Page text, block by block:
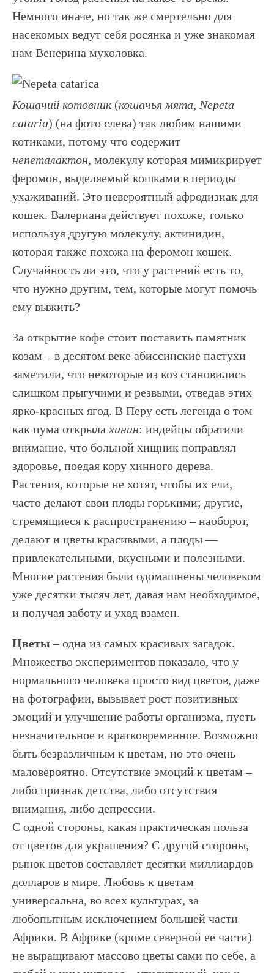
Немного иначе, но так же смертельно для
насекомых ведут себя росянка и уже знакомая
нам Венерина мухоловка.
Кошачий котовник(кошачья мята, Nepeta
cataria) (на фото слева) так любим нашими
котиками, потому что содержит
непеталактон, молекулу которая мимикрирует
феромон, выделяемый кошками в периоды
ухаживаний. Это невероятный афродизиак для
кошек. Валериана действует похоже, только
используя другую молекулу, актинидин,
которая также похожа на феромон кошек.
Случайность ли это, что у растений есть то,
что нужно другим, тем, которые могут помочь
ему выжить?
За открытие кофе стоит поставить памятник
козам – в десятом веке абиссинские пастухи
заметили, что некоторые из коз становились
слишком прыгучими и резвыми, отведав этих
ярко-красных ягод. В Перу есть легенда о том
как пума открыла хинин: индейцы обратили
внимание, что больной хищник поправлял
здоровье, поедая кору хинного дерева.
Растения, которые не хотят, чтобы их ели,
часто делают свои плоды горькими; другие,
стремящиеся к распространению – наоборот,
делают и цветы красивыми, а плоды —
привлекательными, вкусными и полезными.
Многие растения были одомашнены человеком
уже десятки тысяч лет, давая нам необходимое,
и получая заботу и уход взамен.
Цветы – одна из самых красивых загадок.
Множество экспериментов показало, что у
нормального человека просто вид цветов, даже
на фотографии, вызывает рост позитивных
эмоций и улучшение работы организма, пусть
незначительное и кратковременное. Возможно
быть безразличным к цветам, но это очень
маловероятно. Отсутствие эмоций к цветам –
либо признак детства, либо отсутствия
внимания, либо депрессии.
С одной стороны, какая практическая польза
от цветов для украшения? С другой стороны,
рынок цветов составляет десятки миллиардов
долларов в мире. Любовь к цветам
универсальна, во всех культурах, за
любопытным исключением большей части
Африки. В Африке (кроме северной ее части)
не выращивают массово цветы сами по себе, а